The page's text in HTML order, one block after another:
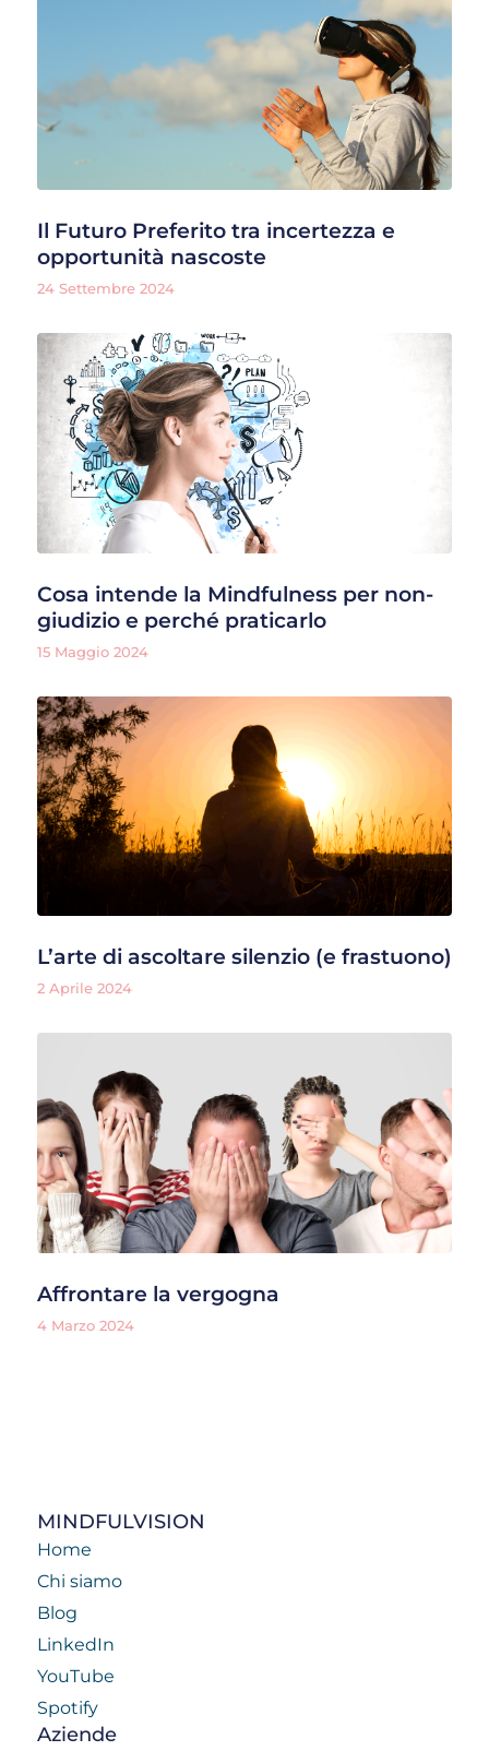
Il Futuro Preferito tra incertezza e
opportunità nascoste
24 Settembre 2024
Cosa intende la Mindfulness per non-
giudizio e perché praticarlo
15 Maggio 2024
L’arte di ascoltare silenzio (e frastuono)
2 Aprile 2024
Affrontare la vergogna
4 Marzo 2024
MINDFULVISION
Home
Chi siamo
Blog
LinkedIn
YouTube
Spotify
Aziende